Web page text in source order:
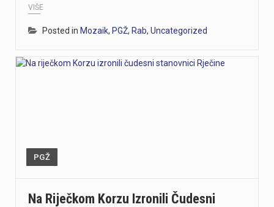
VIŠE
Posted in Mozaik, PGŽ, Rab, Uncategorized
PGŽ
Na Riječkom Korzu Izronili Čudesni